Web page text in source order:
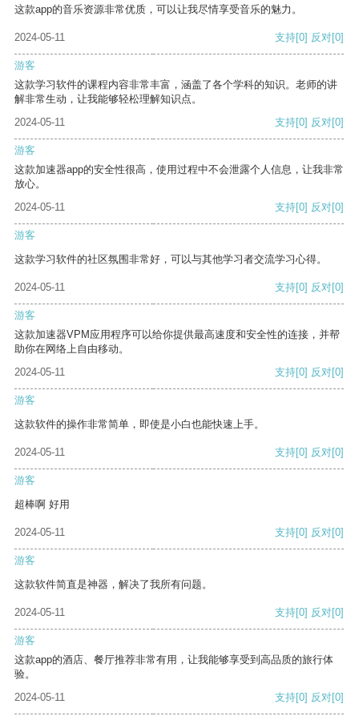
这款app的音乐资源非常优质，可以让我尽情享受音乐的魅力。
2024-05-11 支持[0] 反对[0]
游客
这款学习软件的课程内容非常丰富，涵盖了各个学科的知识。老师的讲
解非常生动，让我能够轻松理解知识点。
2024-05-11
支持[0] 反对[0]
游客
这款加速器app的安全性很高，使用过程中不会泄露个人信息，让我非常
放心。
2024-05-11
支持[0] 反对[0]
游客
这款学习软件的社区氛围非常好，可以与其他学习者交流学习心得。
2024-05-11 支持[0] 反对[0]
游客
这款加速器VPM应用程序可以给你提供最高速度和安全性的连接，并帮
助你在网络上自由移动。
2024-05-11
支持[0] 反对[0]
游客
这款软件的操作非常简单，即使是小白也能快速上手。
2024-05-11 支持[0] 反对[0]
游客
超棒啊 好用
2024-05-11 支持[0] 反对[0]
游客
这款软件简直是神器，解决了我所有问题。
2024-05-11 支持[0] 反对[0]
游客
这款app的酒店、餐厅推荐非常有用，让我能够享受到高品质的旅行体
验。
2024-05-11
支持[0] 反对[0]